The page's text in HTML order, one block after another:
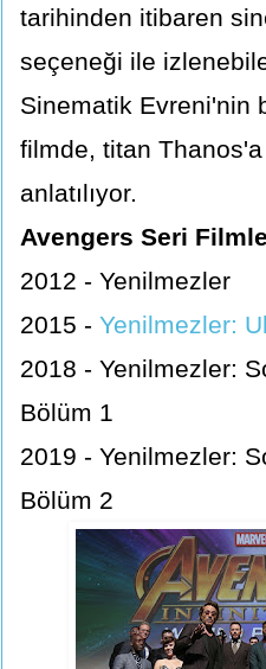
tarihinden itibaren
seçeneği ile
Sinematik Evreni'nin
filmde, titan
anlatılıyor.
Avengers Seri
2012 - Yenilmezler
2015 - Yenilmezler:
2018 - Yenilmezler:
Bölüm 1
2019 - Yenilmezler:
Bölüm 2